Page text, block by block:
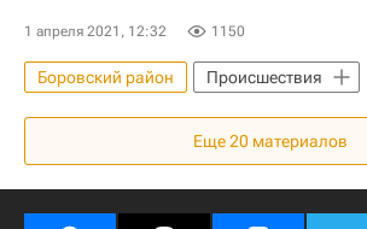
1 апреля 2021, 12:32 1150
Боровский район
Происшествия
Калужская область
Балабаново
Балконы
Еще20 материалов